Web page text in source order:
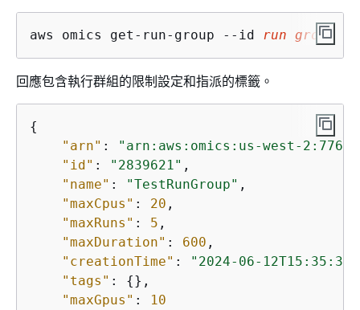
aws omics get-run-group --id run group
回應包含執行群組的限制設定和指派的標籤。
{
"arn" :
"arn:aws:omics:us-west-
"id" : "2839621" ,
"name" : "TestRunGroup" ,
"maxCpus" : 20 ,
"maxRuns" : 5 ,
"maxDuration" : 600 ,
"creationTime" :
"2024-06-
"tags" : {},
"maxGpus" :
10